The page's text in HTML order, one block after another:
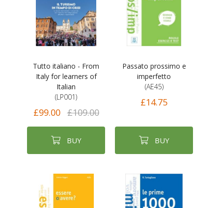
Tutto italiano - From
Italy for learners of
Italian
(LP001)
£99.00 £109.00
BUY
Passato prossimo e
imperfetto
(AE45)
£14.75
BUY